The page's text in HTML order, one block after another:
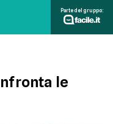
Parte del gruppo:
le